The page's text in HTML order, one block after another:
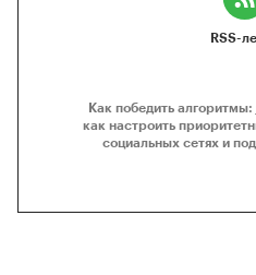
RSS-
Как победить алгоритмы:
как настроить
социальных сетях и